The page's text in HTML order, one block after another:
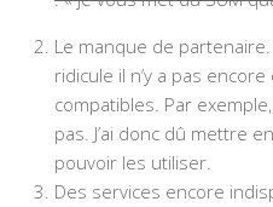
Le manque de
ridicule il n’y a pas
compatibles. Par exemple,
pas. J’ai donc dû mettre
pouvoir les utiliser.
Des services encore